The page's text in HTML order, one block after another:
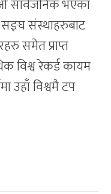
सार्वजनिक भएका
सङ्घ संस्थाहरुबाट
समेत प्राप्त
विश्व रेकर्ड कायम
उहाँ विश्वमै टप